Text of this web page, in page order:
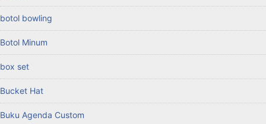
botol bowling
Botol Minum
box set
Bucket Hat
Buku Agenda Custom